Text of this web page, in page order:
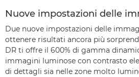
Nuove impostazioni delle
Due nuove impostazioni delle
ottenere risultati ancora più
DR ti offre il 600% di gamma
immagini luminose con contrasto
di dettagli sia nelle zone molto